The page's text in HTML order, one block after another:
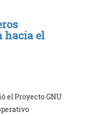
hacia el
el Proyecto GNU